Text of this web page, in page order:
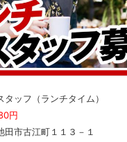
タッフ（ランチタイム）
円
田市古江町１１３－１